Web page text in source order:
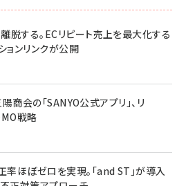
脱する。ECリピート売上を最大化する
ョンリンクが公開
会の「SANYO公式アプリ」、リ
戦略
ほぼゼロを実現。「and ST」が導入